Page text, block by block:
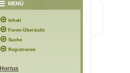
MENÜ
Inhalt
Foren-Übersicht
Suche
Registrieren
Hortus